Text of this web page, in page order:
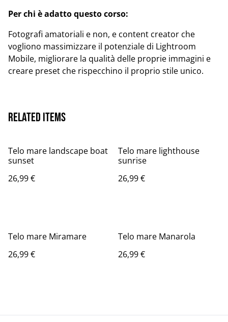
Per chi è adatto questo corso:
Fotografi amatoriali e non, e content creator che
vogliono massimizzare il potenziale di Lightroom
Mobile, migliorare la qualità delle proprie immagini e
creare preset che rispecchino il proprio stile unico.
Related items
Telo mare landscape boat
sunset
26,99 €
Telo mare lighthouse
sunrise
26,99 €
Telo mare Miramare
26,99 €
Telo mare Manarola
26,99 €